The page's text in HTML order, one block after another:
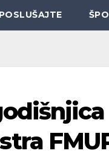
POSLUŠAJTE